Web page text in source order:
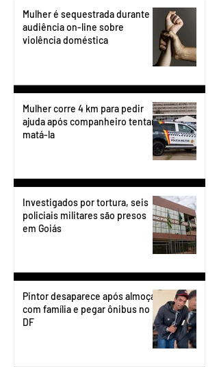
Mulher é sequestrada durante
audiência on-line sobre
violência doméstica
Mulher corre 4 km para pedir
ajuda após companheiro tentar
matá-la
Investigados por tortura, seis
policiais militares são presos
em Goiás
Pintor desaparece após almoçar
com família e pegar ônibus no
DF